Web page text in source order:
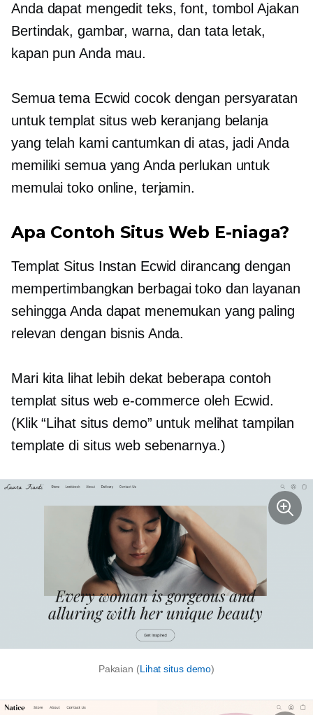
Anda dapat mengedit teks, font, tombol Ajakan
Bertindak, gambar, warna, dan tata letak,
kapan pun Anda mau.
Semua tema Ecwid cocok dengan persyaratan
untuk templat situs web keranjang belanja
yang telah kami cantumkan di atas, jadi Anda
memiliki semua yang Anda perlukan untuk
memulai toko online, terjamin.
Apa Contoh Situs Web E-niaga?
Templat Situs Instan Ecwid dirancang dengan
mempertimbangkan berbagai toko dan layanan
sehingga Anda dapat menemukan yang paling
relevan dengan bisnis Anda.
Mari kita lihat lebih dekat beberapa contoh
templat situs web e-commerce oleh Ecwid.
(Klik “Lihat situs demo” untuk melihat tampilan
template di situs web sebenarnya.)
Pakaian (Lihat situs demo)